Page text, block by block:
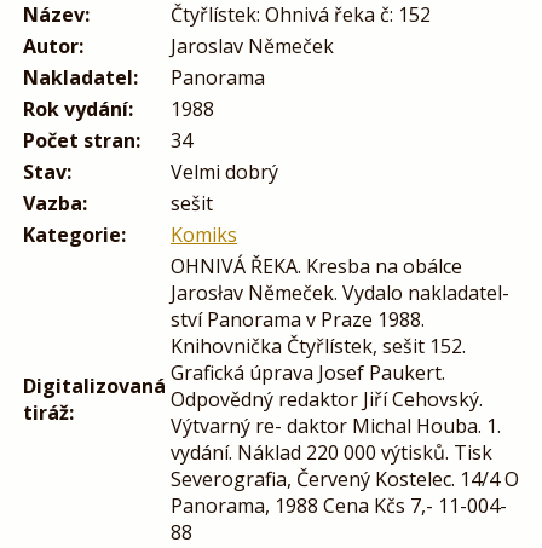
Název:
Čtyřlístek: Ohnivá řeka č: 152
Autor:
Jaroslav Němeček
Nakladatel:
Panorama
Rok vydání:
1988
Počet stran:
34
Stav:
Velmi dobrý
Vazba:
sešit
Kategorie:
Komiks
Digitalizovaná
tiráž:
OHNIVÁ ŘEKA. Kresba na obálce
Jarosłav Němeček. Vydalo nakladatel-
ství Panorama v Praze 1988.
Knihovnička Čtyřlístek, sešit 152.
Grafická úprava Josef Paukert.
Odpovědný redaktor Jiří Cehovský.
Výtvarný re- daktor Michal Houba. 1.
vydání. Náklad 220 000 výtisků. Tisk
Severografia, Červený Kostelec. 14/4 O
Panorama, 1988 Cena Kčs 7,- 11-004-
88